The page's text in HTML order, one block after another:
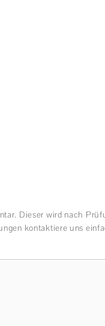
Dieser wird nach
kontaktiere uns